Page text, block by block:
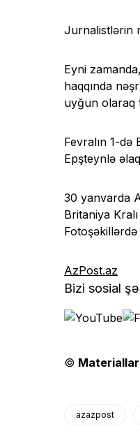
Jurnalistlərin
Eyni
haqqında
uyğun olaraq
Fevralın 1-
Epşteynlə
30 yanvarda
Britaniya
AzPost.az
Bizi sosial
©
azazpost